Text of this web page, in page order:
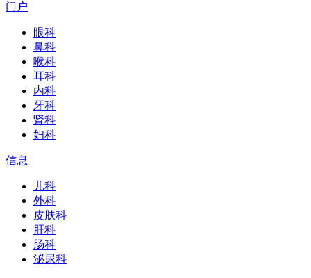
门户
眼科
鼻科
喉科
耳科
内科
牙科
肾科
妇科
信息
儿科
外科
皮肤科
肝科
肠科
泌尿科